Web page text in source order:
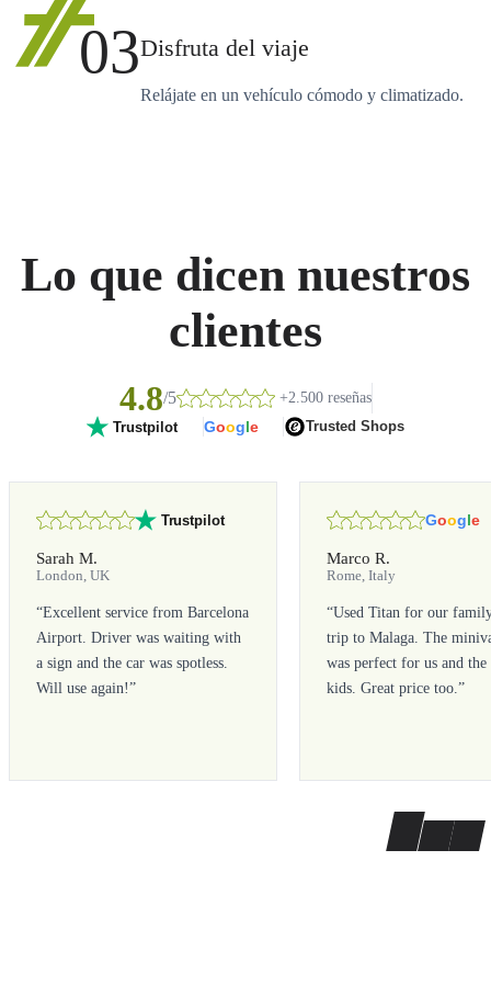
03Disfruta del viaje
Relájate en un vehículo cómodo y climatizado.
Lo que dicen nuestros
clientes
4.8/5 +2.500 reseñas
Trustpilot Google Trusted Shops
Trustpilot
Sarah M.
London, UK
“Excellent service from Barcelona
Airport. Driver was waiting with
a sign and the car was spotless.
Will use again!”
Google
Marco R.
Rome, Italy
“Used Titan for our
trip to Malaga. The
was perfect for us and the
kids. Great price too.”